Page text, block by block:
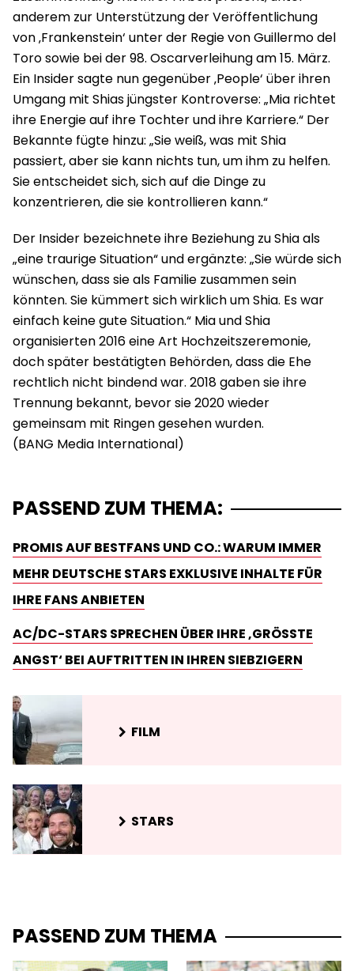
anderem zur Unterstützung der Veröffentlichung
von ‚Frankenstein‘ unter der Regie von Guillermo del
Toro sowie bei der 98. Oscarverleihung am 15. März.
Ein Insider sagte nun gegenüber ‚People‘ über ihren
Umgang mit Shias jüngster Kontroverse: „Mia richtet
ihre Energie auf ihre Tochter und ihre Karriere.“ Der
Bekannte fügte hinzu: „Sie weiß, was mit Shia
passiert, aber sie kann nichts tun, um ihm zu helfen.
Sie entscheidet sich, sich auf die Dinge zu
konzentrieren, die sie kontrollieren kann.“
Der Insider bezeichnete ihre Beziehung zu Shia als
„eine traurige Situation“ und ergänzte: „Sie würde sich
wünschen, dass sie als Familie zusammen sein
könnten. Sie kümmert sich wirklich um Shia. Es war
einfach keine gute Situation.“ Mia und Shia
organisierten 2016 eine Art Hochzeitszeremonie,
doch später bestätigten Behörden, dass die Ehe
rechtlich nicht bindend war. 2018 gaben sie ihre
Trennung bekannt, bevor sie 2020 wieder
gemeinsam mit Ringen gesehen wurden.
PASSEND ZUM THEMA:
PROMIS AUF BESTFANS UND CO.: WARUM IMMER
MEHR DEUTSCHE STARS EXKLUSIVE INHALTE FÜR
IHRE FANS ANBIETEN
AC/DC-STARS SPRECHEN ÜBER IHRE ‚GRÖSSTE A
NGST‘ BEI AUFTRITTEN IN IHREN SIEBZIGERN
FILM
STARS
PASSEND ZUM THEMA